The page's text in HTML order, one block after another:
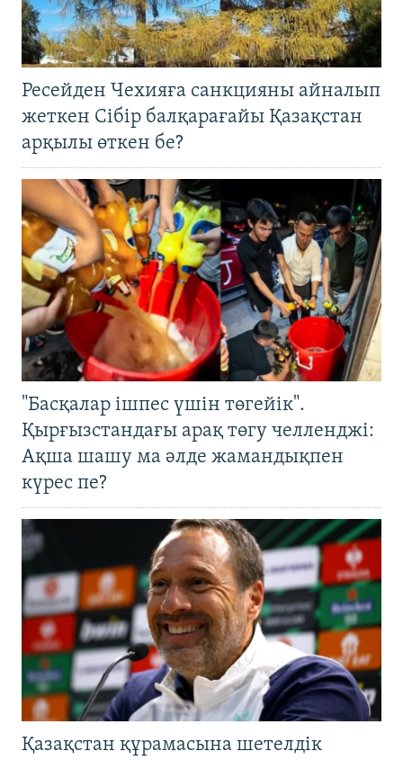
Ресейден Чехияға санкцияны айналып
жеткен Сібір балқарағайы Қазақстан
арқылы өткен бе?
"Басқалар ішпес үшін төгейік".
Қырғызстандағы арақ төгу челленджі:
Ақша шашу ма әлде жамандықпен
күрес пе?
Қазақстан құрамасына шетелдік